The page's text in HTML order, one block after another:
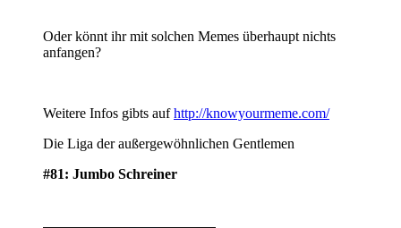
Oder könnt ihr mit solchen Memes überhaupt nichts
anfangen?
Weitere Infos gibts aufhttp://knowyourmeme.com/
Die Liga der außergewöhnlichen Gentlemen
#81: Jumbo Schreiner